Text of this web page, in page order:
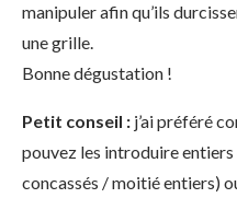
manipuler afin qu’ils
une grille.
Bonne dégustation !
Petit conseil : j’ai préféré
pouvez les introduire
concassés / moitié entiers)